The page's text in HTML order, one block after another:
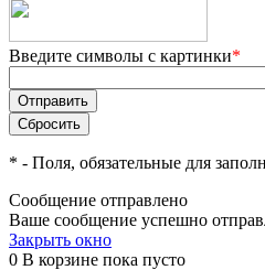
Введите символы с картинки*
* - Поля, обязательные для
Сообщение отправлено
Ваше сообщение успешно
Закрыть окно
0 В корзине пока пусто